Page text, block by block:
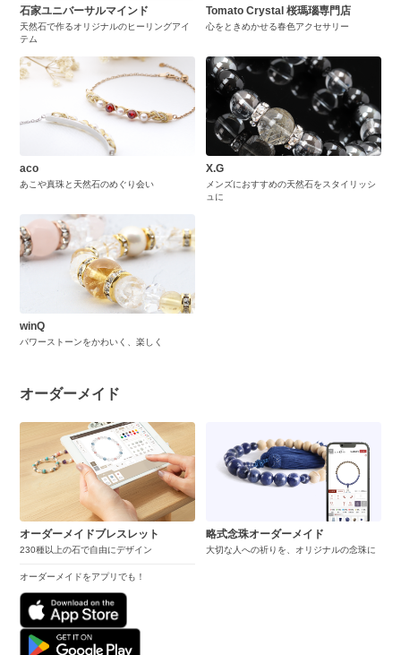
石家ユニバーサルマインド
天然石で作るオリジナルのヒーリングアイ
テム
Tomato Crystal 桜瑪瑙専門店
心をときめかせる春色アクセサリー
aco
あこや真珠と天然石のめぐり会い
X.G
メンズにおすすめの天然石をスタイリッシ
ュに
winQ
パワーストーンをかわいく、楽しく
オーダーメイド
オーダーメイドブレスレット
230種以上の石で自由にデザイン
オーダーメイドをアプリでも！
略式念珠オーダーメイド
大切な人への祈りを、オリジナルの念珠に